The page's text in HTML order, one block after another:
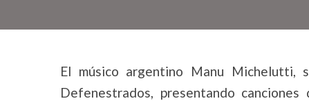
El músico argentino Manu
Defenestrados, presentando